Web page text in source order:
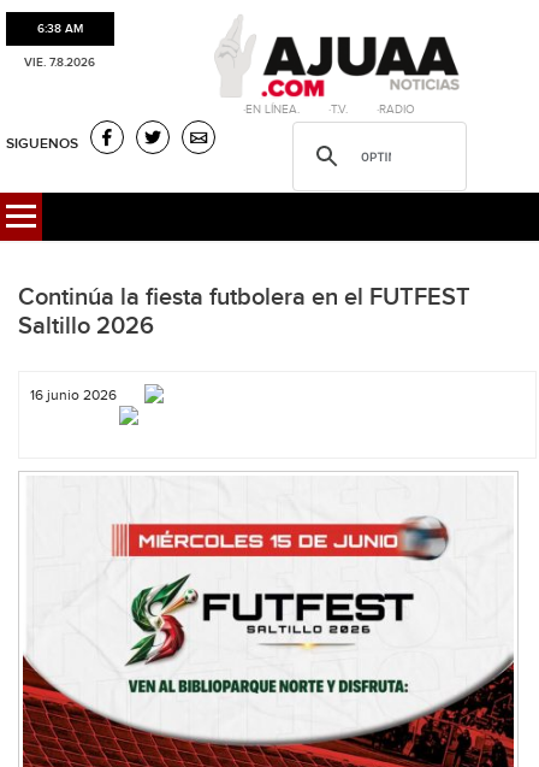
6:38 AM
VIE. 7.8.2026
·EN LÍNEA. ·T.V. ·RADIO
SIGUENOS
Continúa la fiesta futbolera en el FUTFEST
Saltillo 2026
16 junio 2026